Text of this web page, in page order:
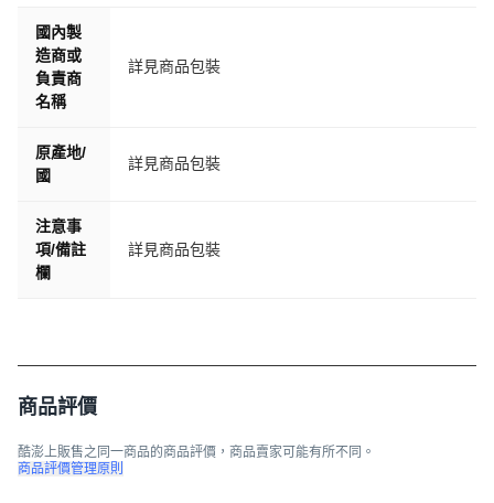
國內製
造商或
負責商
名稱
詳見商品包裝
原產地/
國
詳見商品包裝
注意事
項/備註
欄
詳見商品包裝
商品評價
酷澎上販售之同一商品的商品評價，商品賣家可能有所不同。
商品評價管理原則